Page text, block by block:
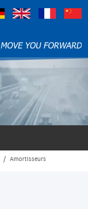
Amortisseurs